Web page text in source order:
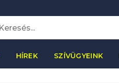
HÍREK SZÍVÜGYEINK